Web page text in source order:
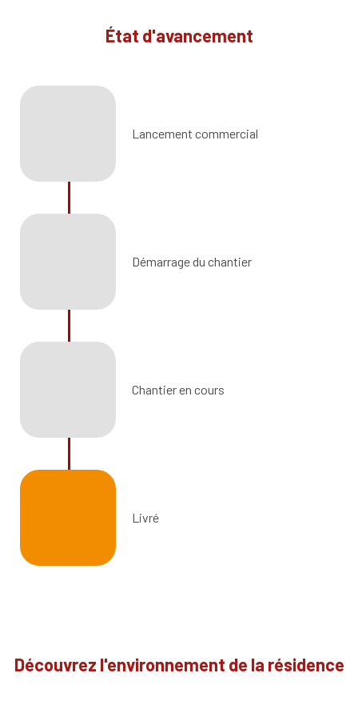
État d'avancement
Lancement commercial
Démarrage du chantier
Chantier en cours
Livré
Découvrez l'environnement de la résidence